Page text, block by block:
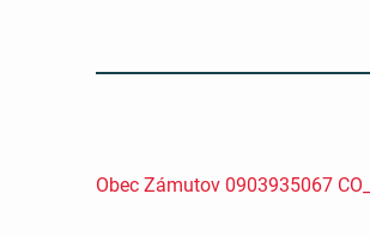
Obec Zámutov 0903935067